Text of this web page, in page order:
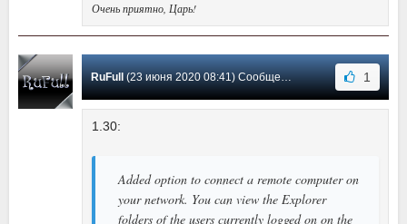
Очень приятно, Царь!
RuFull (23 июня 2020 08:41) Сообщение #2 1
1.30:
Added option to connect a remote computer on
your network. You can view the Explorer
folders of the users currently logged on on the